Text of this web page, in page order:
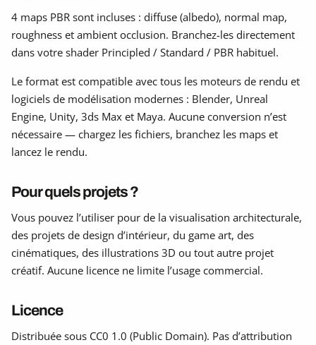
4 maps PBR sont incluses : diffuse (albedo), normal map,
roughness et ambient occlusion. Branchez-les directement
dans votre shader Principled / Standard / PBR habituel.
Le format est compatible avec tous les moteurs de rendu et
logiciels de modélisation modernes : Blender, Unreal
Engine, Unity, 3ds Max et Maya. Aucune conversion n’est
nécessaire — chargez les fichiers, branchez les maps et
lancez le rendu.
Pour quels projets ?
Vous pouvez l’utiliser pour de la visualisation architecturale,
des projets de design d’intérieur, du game art, des
cinématiques, des illustrations 3D ou tout autre projet
créatif. Aucune licence ne limite l’usage commercial.
Licence
Distribuée sous CC0 1.0 (Public Domain). Pas d’attribution